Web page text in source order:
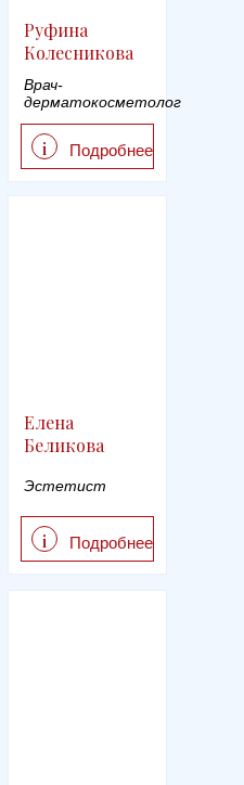
Подробнее
i
Руфина
Колесникова
Врач-
дерматокосметолог
Подробнее
i
Елена
Беликова
Эстетист